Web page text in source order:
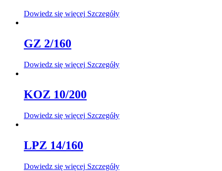
Dowiedz się więcej Szczegóły
GZ 2/160
Dowiedz się więcej Szczegóły
KOZ 10/200
Dowiedz się więcej Szczegóły
LPZ 14/160
Dowiedz się więcej Szczegóły